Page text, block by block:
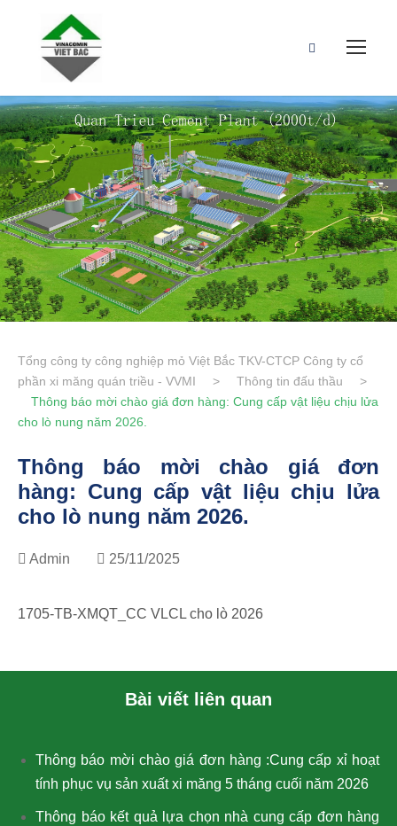
Tổng công ty công nghiệp mỏ Việt Bắc TKV-CTCP Công ty cổ
phần xi măng quán triều - VVMI
> Thông tin đấu thầu
>
Thông báo mời chào giá đơn hàng: Cung cấp vật liệu chịu lửa
cho lò nung năm 2026.
Thông báo mời chào giá đơn
hàng: Cung cấp vật liệu chịu lửa
cho lò nung năm 2026.
Admin 25/11/2025
1705-TB-XMQT_CC VLCL cho lò 2026
Bài viết liên quan
Thông báo mời chào giá đơn hàng :Cung cấp xỉ hoạt
tính phục vụ sản xuất xi măng 5 tháng cuối năm 2026
Thông báo kết quả lựa chọn nhà cung cấp đơn hàng